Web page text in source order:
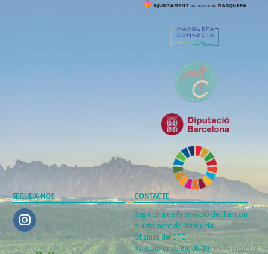
SEGUEIX-NOS
CONTACTE
Regidoria de Promoció del Territori
Ajuntament de Masquefa
Oficines del CTC
Av. Catalunya 60, 08783